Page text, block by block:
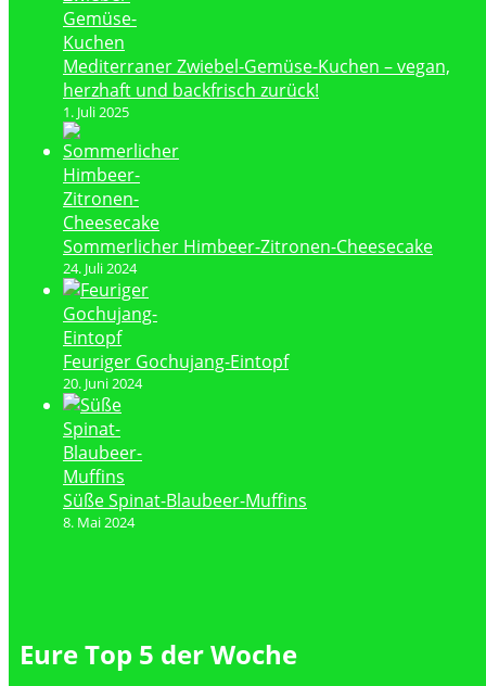
Mediterraner Zwiebel-Gemüse-Kuchen – vegan,
herzhaft und backfrisch zurück!
1. Juli 2025
Sommerlicher Himbeer-Zitronen-Cheesecake
24. Juli 2024
Feuriger Gochujang-Eintopf
20. Juni 2024
Süße Spinat-Blaubeer-Muffins
8. Mai 2024
Eure Top 5 der Woche